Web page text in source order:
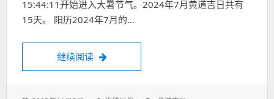
15:44:11开始进入大暑节气。2024年7月黄道吉日共有
15天。 阳历2024年7月的…
继续阅读 24年7月黄道吉日查询一览表，阳历24年7